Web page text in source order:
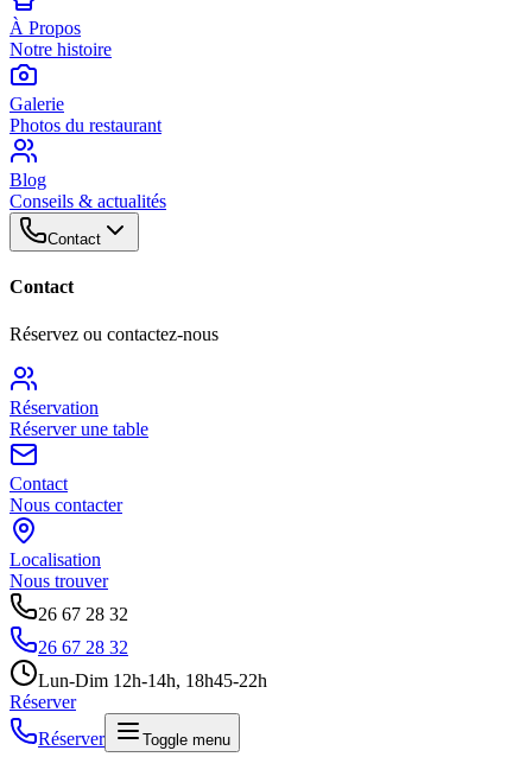
À Propos
Notre histoire
Galerie
Photos du restaurant
Blog
Conseils & actualités
Contact
Contact
Réservez ou contactez-nous
Réservation
Réserver une table
Contact
Nous contacter
Localisation
Nous trouver
26 67 28 32
26 67 28 32
Lun-Dim 12h-14h, 18h45-22h
Réserver
Réserver
Toggle menu